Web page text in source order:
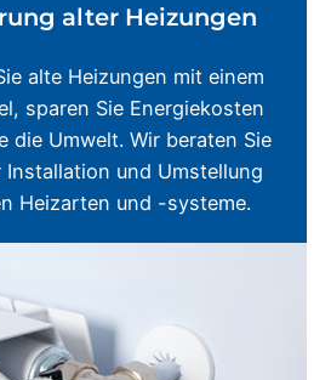
alter Heizungen
alte Heizungen mit einem
sparen Sie Energiekosten
die Umwelt. Wir beraten Sie
und Umstellung
Heizarten und -systeme.